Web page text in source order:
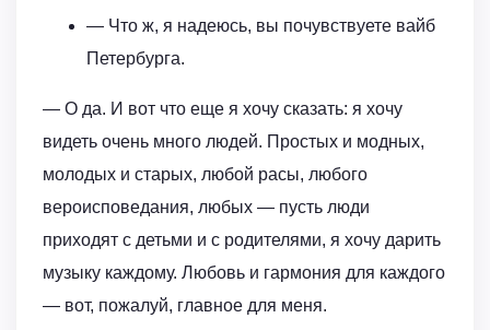
— Что ж, я надеюсь, вы почувствуете вайб
Петербурга.
— О да. И вот что еще я хочу сказать: я хочу
видеть очень много людей. Простых и модных,
молодых и старых, любой расы, любого
вероисповедания, любых — пусть люди
приходят с детьми и с родителями, я хочу дарить
музыку каждому. Любовь и гармония для каждого
— вот, пожалуй, главное для меня.